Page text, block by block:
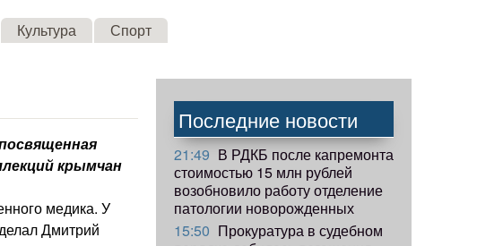
Культура Спорт
крымчан
медика. У
Дмитрий
Последние новости
21:49 В РДКБ после капремонта
стоимостью 15 млн рублей
возобновило работу отделение
патологии новорожденных
15:50 Прокуратура в судебном